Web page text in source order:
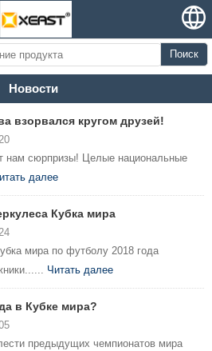
Поиск
Новости
взорвался кругом друзей!
нам сюрпризы! Целые национальные
далее
Кубка мира
мира по футболу 2018 года
Читать далее
в Кубке мира?
предыдущих чемпионатов мира